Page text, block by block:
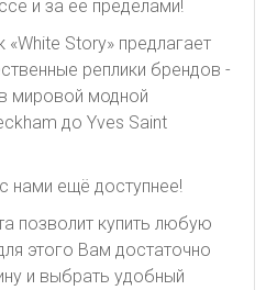
и за ее пределами!
Story» предлагает
реплики брендов -
мировой модной
до Yves Saint
нами ещё доступнее!
позволит купить любую
этого Вам достаточно
и выбрать удобный